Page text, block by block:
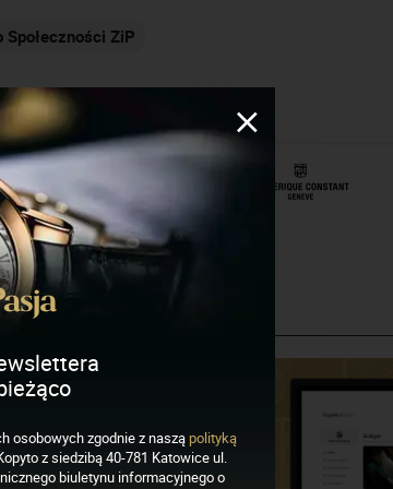
ZiP
osobowych zgodnie z naszą polityką
z siedzibą 40-781 Katowice ul.
biuletynu informacyjnego o